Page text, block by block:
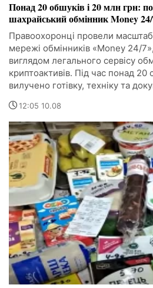
Понад 20 обшуків і 20 млн грн:
шахрайський обмінник Money
Правоохоронці провели
мережі обмінників «Money 24/
виглядом легального сервісу
криптоактивів. Під час понад 20
вилучено готівку, техніку та
12:05 10.08